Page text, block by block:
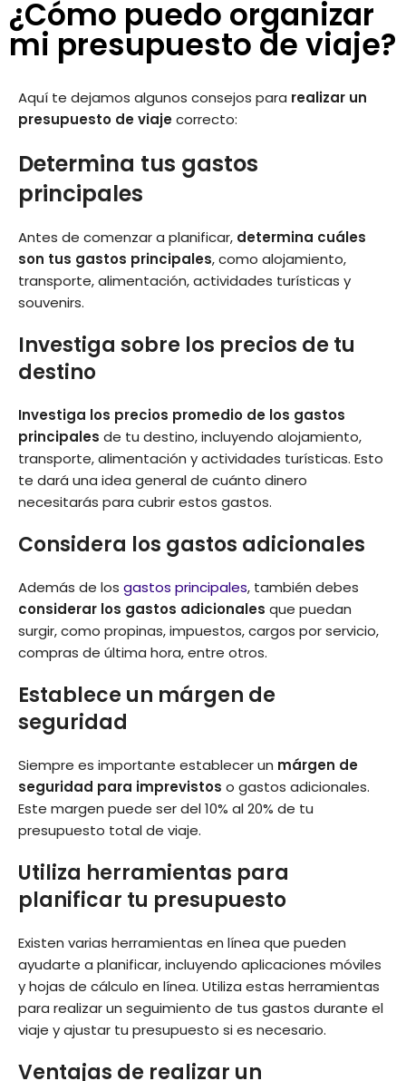
¿Cómo puedo organizar
mi presupuesto de viaje?
Aquí te dejamos algunos consejos para realizar un
presupuesto de viajecorrecto:
Determina tus gastos
principales
Antes de comenzar a planificar, determina cuáles
son tus gastos principales, como alojamiento,
transporte, alimentación, actividades turísticas y
souvenirs.
Investiga sobre los precios de tu
destino
Investiga los precios promedio de los gastos
principales de tu destino, incluyendo alojamiento,
transporte, alimentación y actividades turísticas. Esto
te dará una idea general de cuánto dinero
necesitarás para cubrir estos gastos.
Considera los gastos adicionales
Además de los gastos principales, también debes
considerar los gastos adicionales que puedan
surgir, como propinas, impuestos, cargos por servicio,
compras de última hora, entre otros.
Establece un márgen de
seguridad
Siempre es importante establecer un márgen de
seguridad para imprevistos o gastos adicionales.
Este margen puede ser del 10% al 20% de tu
presupuesto total de viaje.
Utiliza herramientas para
planificar tu presupuesto
Existen varias herramientas en línea que pueden
ayudarte a planificar, incluyendo aplicaciones móviles
y hojas de cálculo en línea. Utiliza estas herramientas
para realizar un seguimiento de tus gastos durante el
viaje y ajustar tu presupuesto si es necesario.
Ventajas de realizar un